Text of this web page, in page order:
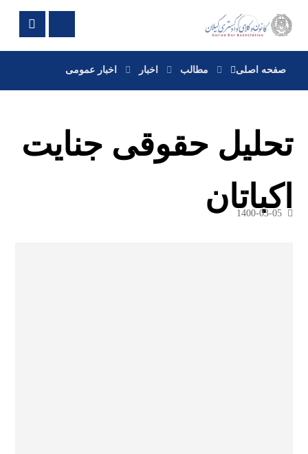
صفحه اصلی مطالب اخبار اخبار عمومی
تحلیل حقوقی جنایت
اکباتان
1400-03-05